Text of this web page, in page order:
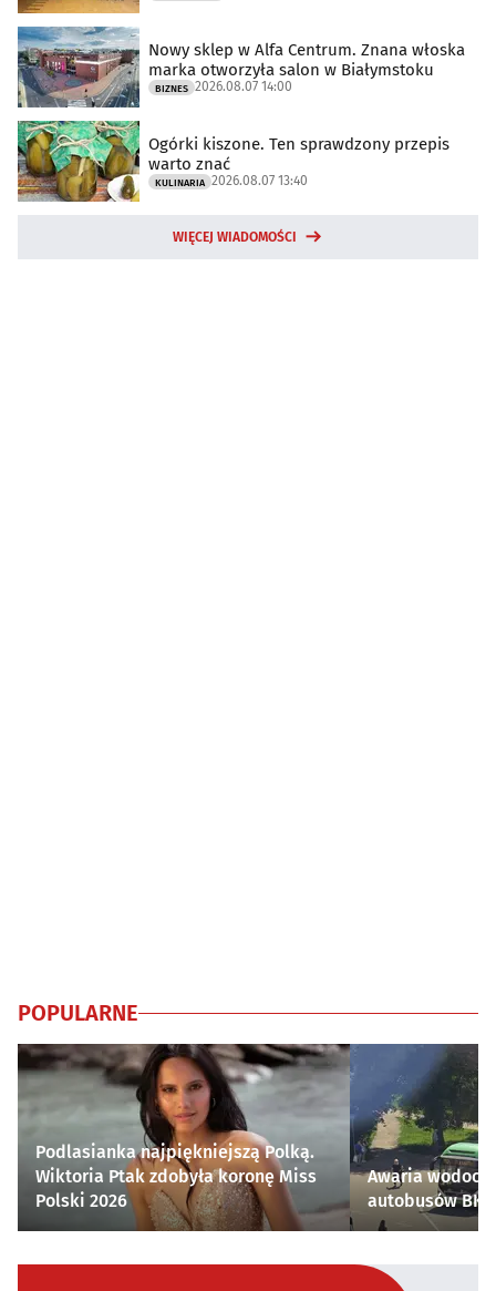
Nowy sklep w Alfa Centrum. Znana włoska
marka otworzyła salon w Białymstoku
BIZNES 2026.08.07 14:00
Ogórki kiszone. Ten sprawdzony przepis
warto znać
KULINARIA 2026.08.07 13:40
WIĘCEJ WIADOMOŚCI
POPULARNE
Podlasianka najpiękniejszą Polką.
Wiktoria Ptak zdobyła koronę Miss
Polski 2026
Awaria
autobusów